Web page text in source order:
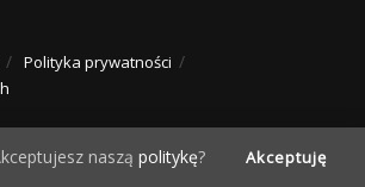
Polityka prywatności
naszą politykę? Akceptuję